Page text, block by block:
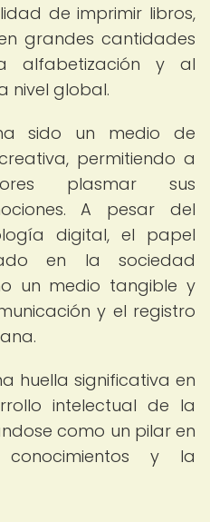
de imprimir libros,
grandes cantidades
alfabetización y al
nivel global.
sido un medio de
permitiendo a
plasmar sus
A pesar del
digital, el papel
en la sociedad
un medio tangible y
y el registro
huella significativa en
intelectual de la
como un pilar en
y la